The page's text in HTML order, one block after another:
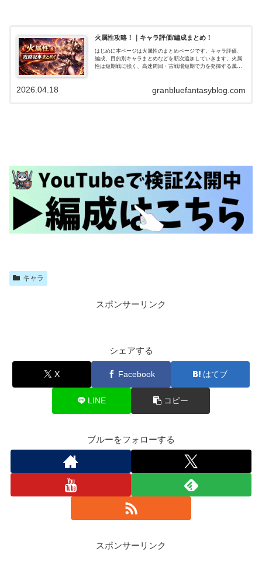
火属性攻略！｜キャラ評価/編成まとめ！
はじめに本ページは火属性のまとめページです。キャラ評価、
編成、目的別キャラまとめなどを順次追加していきます。火属
性は短期戦に強く、高速周回・古戦場短期で力を発揮する属性
granbluefantasyblog.com
2026.04.18
キャラ
スポンサーリンク
シェアする
X Facebook はてブ
LINE コピー
ブルーをフォローする
スポンサーリンク